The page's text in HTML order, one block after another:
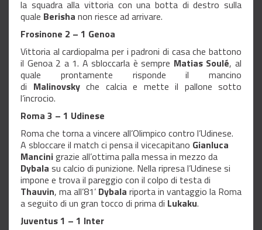
la squadra alla vittoria con una botta di destro sulla
quale Berisha non riesce ad arrivare.
Frosinone 2 – 1 Genoa
Vittoria al cardiopalma per i padroni di casa che battono
il Genoa 2 a 1. A sbloccarla è sempre Matias Soulé, al
quale prontamente risponde il mancino
di Malinovskyche calcia e mette il pallone sotto
l’incrocio.
Roma 3 – 1 Udinese
Roma che torna a vincere all’Olimpico contro l’Udinese.
A sbloccare il match ci pensa il vicecapitano Gianluca
Mancinigrazie all’ottima palla messa in mezzo da
Dybala su calcio di punizione. Nella ripresa l’Udinese si
impone e trova il pareggio con il colpo di testa di
Thauvin, ma all’81’ Dybala riporta in vantaggio la Roma
a seguito di un gran tocco di prima di Lukaku.
Juventus 1 – 1 Inter